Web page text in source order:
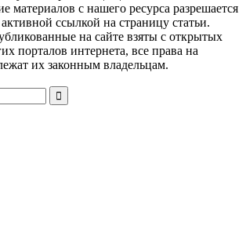
материалов с нашего ресурса разрешается
ссылкой на страницу статьи.
на сайте взяты с открытых
порталов интернета, все права на
их законным владельцам.